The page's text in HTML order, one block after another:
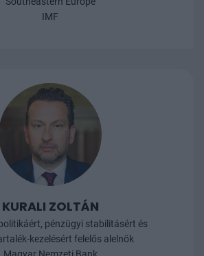
KURALI ZOLTÁN
pénzügyi stabilitásért és
kezelésért felelős alelnök
Magyar Nemzeti Bank